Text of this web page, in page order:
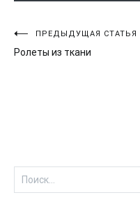
Навигация
по
ПРЕДЫДУЩАЯ СТАТЬЯ
Ролеты из ткани
Найти: